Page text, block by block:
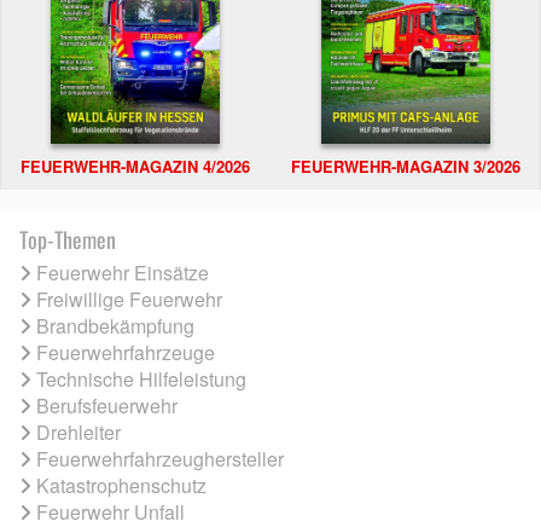
FEUERWEHR-MAGAZIN 4/2026 FEUERWEHR-MAGAZIN 3/2026
Top-Themen
Feuerwehr Einsätze
Freiwillige Feuerwehr
Brandbekämpfung
Feuerwehrfahrzeuge
Technische Hilfeleistung
Berufsfeuerwehr
Drehleiter
Feuerwehrfahrzeughersteller
Katastrophenschutz
Feuerwehr Unfall